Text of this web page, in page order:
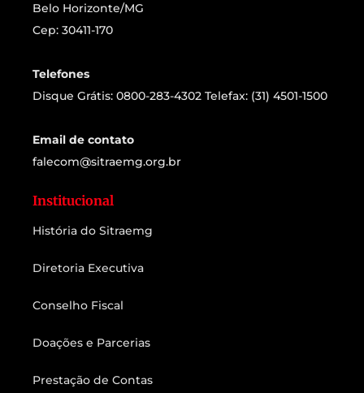
Belo Horizonte/MG
Cep: 30411-170
Telefones
Disque Grátis: 0800-283-4302 Telefax: (31) 4501-1500
Email de contato
falecom@sitraemg.org.br
Institucional
História do Sitraemg
Diretoria Executiva
Conselho Fiscal
Doações e Parcerias
Prestação de Contas